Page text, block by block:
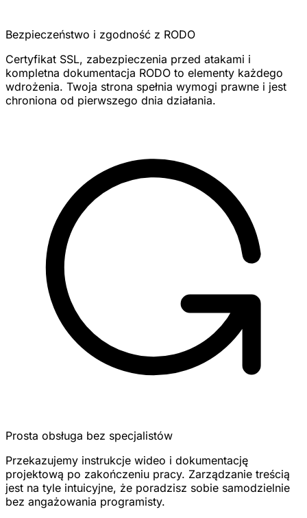
Bezpieczeństwo i zgodność z RODO
Certyfikat SSL, zabezpieczenia przed atakami i
kompletna dokumentacja RODO to elementy każdego
wdrożenia. Twoja strona spełnia wymogi prawne i jest
chroniona od pierwszego dnia działania.
Prosta obsługa bez specjalistów
Przekazujemy instrukcje wideo i dokumentację
projektową po zakończeniu pracy. Zarządzanie treścią
jest na tyle intuicyjne, że poradzisz sobie samodzielnie
bez angażowania programisty.